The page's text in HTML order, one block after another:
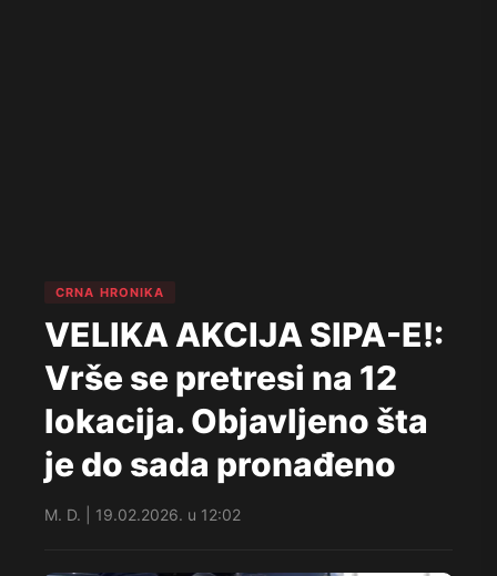
CRNA HRONIKA
VELIKA AKCIJA SIPA-E!:
Vrše se pretresi na 12
lokacija. Objavljeno šta
je do sada pronađeno
M. D. | 19.02.2026. u 12:02